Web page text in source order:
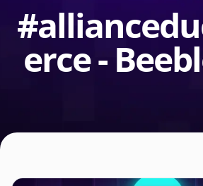
erce -